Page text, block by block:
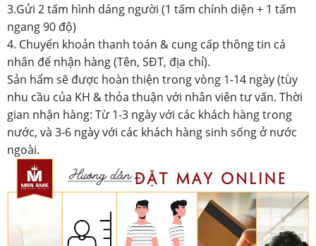
3.Gửi 2 tấm hình dáng người (1 tấm chính diện + 1 tấm
ngang 90 độ)
4. Chuyển khoản thanh toán & cung cấp thông tin cá
nhân để nhận hàng (Tên, SĐT, địa chỉ).
Sản hẩm sẽ được hoàn thiện trong vòng 1-14 ngày (tùy
nhu cầu của KH & thỏa thuận với nhân viên tư vấn. Thời
gian nhận hàng: Từ 1-3 ngày với các khách hàng trong
nước, và 3-6 ngày với các khách hàng sinh sống ở nước
ngoài.